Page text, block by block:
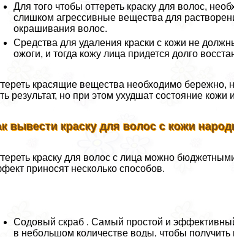
Для того чтобы оттереть краску для волос,
слишком агрессивные вещества для
окрашивания волос.
Средства для удаления краски с кожи не
ожоги, и тогда кожу лица придется долго
красящие вещества необходимо бережно,
результат, но при этом ухудшат состояние
вывести краску для волос с кожи
краску для волос с лица можно
приносят несколько способов.
Содовый скраб . Самый простой и
в небольшом количестве воды, чтобы